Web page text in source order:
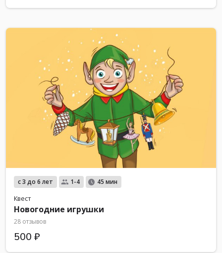
с 3 до 6 лет 1-4 45 мин
Квест
Новогодние игрушки
28 отзывов
500 ₽